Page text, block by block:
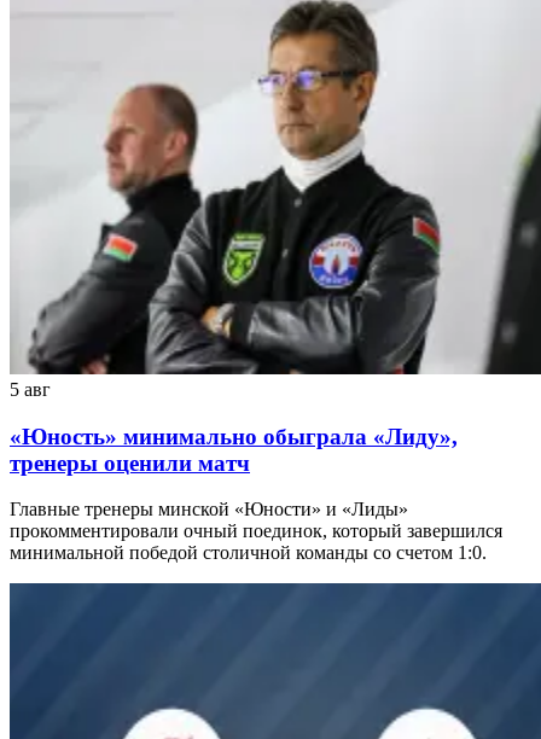
5 авг
«Юность» минимально обыграла «Лиду»,
тренеры оценили матч
Главные тренеры минской «Юности» и «Лиды»
прокомментировали очный поединок, который завершился
минимальной победой столичной команды со счетом 1:0.